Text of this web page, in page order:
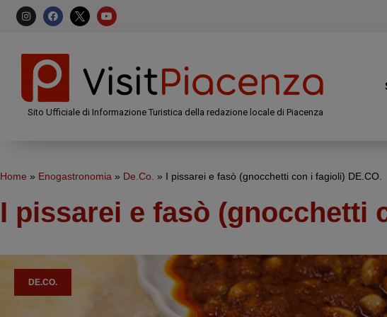
Sito Ufficiale di Informazione Turistica della redazione locale di Piacenza
Home » Enogastronomia » De.Co. » I pissarei e fasò (gnocchetti con i fagioli) DE.CO.
I pissarei e fasò (gnocchetti
DE.CO.